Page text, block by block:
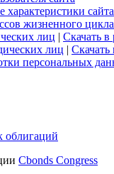
сайта
жизненного цикла
лиц | Скачать в
лиц | Скачать
персональных
облигаций
Cbonds Congress